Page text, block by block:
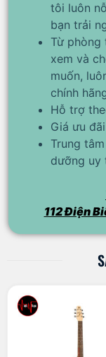
tôi luôn
bạn trải
Từ phòng
xem và
muốn,
chính
Hỗ trợ
Giá ưu
Trung
dưỡng uy
112 Điện